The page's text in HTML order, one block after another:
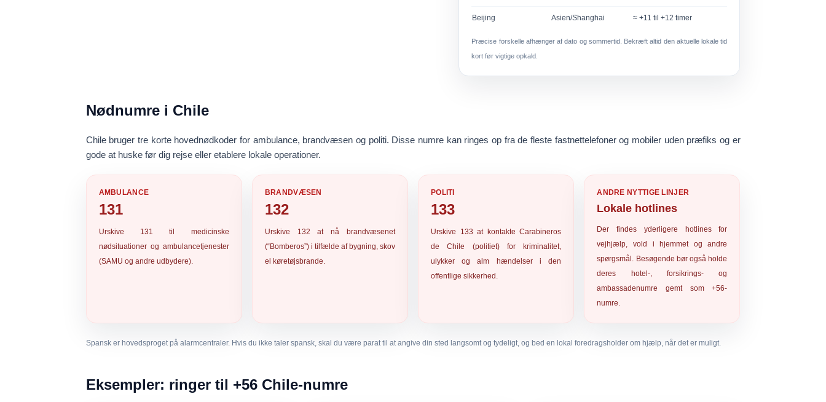
Beijing Asien/Shanghai ≈ +11 til +12 timer
Præcise forskelle afhænger af dato og sommertid. Bekræft altid den aktuelle lokale tid
kort før vigtige opkald.
Nødnumre i Chile
Chile bruger tre korte hovednødkoder for ambulance, brandvæsen og politi. Disse numre kan ringes op fra de fleste fastnettelefoner og mobiler uden præfiks og er
gode at huske før dig rejse eller etablere lokale operationer.
AMBULANCE
131
Urskive 131 til medicinske
nødsituationer og ambulancetjenester
(SAMU og andre udbydere).
BRANDVÆSEN
132
Urskive 132 at nå brandvæsenet
(“Bomberos”) i tilfælde af bygning, skov
el køretøjsbrande.
POLITI
133
Urskive 133 at kontakte Carabineros
de Chile (politiet) for kriminalitet,
ulykker og alm hændelser i den
offentlige sikkerhed.
ANDRE NYTTIGE LINJER
Lokale hotlines
Der findes yderligere hotlines for
vejhjælp, vold i hjemmet og andre
spørgsmål. Besøgende bør også holde
deres hotel-, forsikrings- og
ambassadenumre gemt som +56-
numre.
Spansk er hovedsproget på alarmcentraler. Hvis du ikke taler spansk, skal du være parat til at angive din sted langsomt og tydeligt, og bed en lokal foredragsholder om hjælp, når det er muligt.
Eksempler: ringer til +56 Chile-numre